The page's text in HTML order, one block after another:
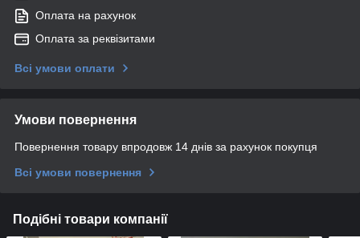
Оплата на рахунок
Оплата за реквізитами
Всі умови оплати
Умови повернення
Повернення товару впродовж 14 днів за рахунок покупця
Всі умови повернення
Подібні товари компанії